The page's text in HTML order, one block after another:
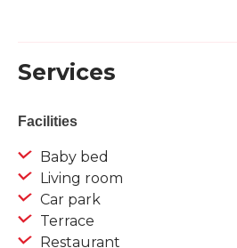
Services
Facilities
Baby bed
Living room
Car park
Terrace
Restaurant